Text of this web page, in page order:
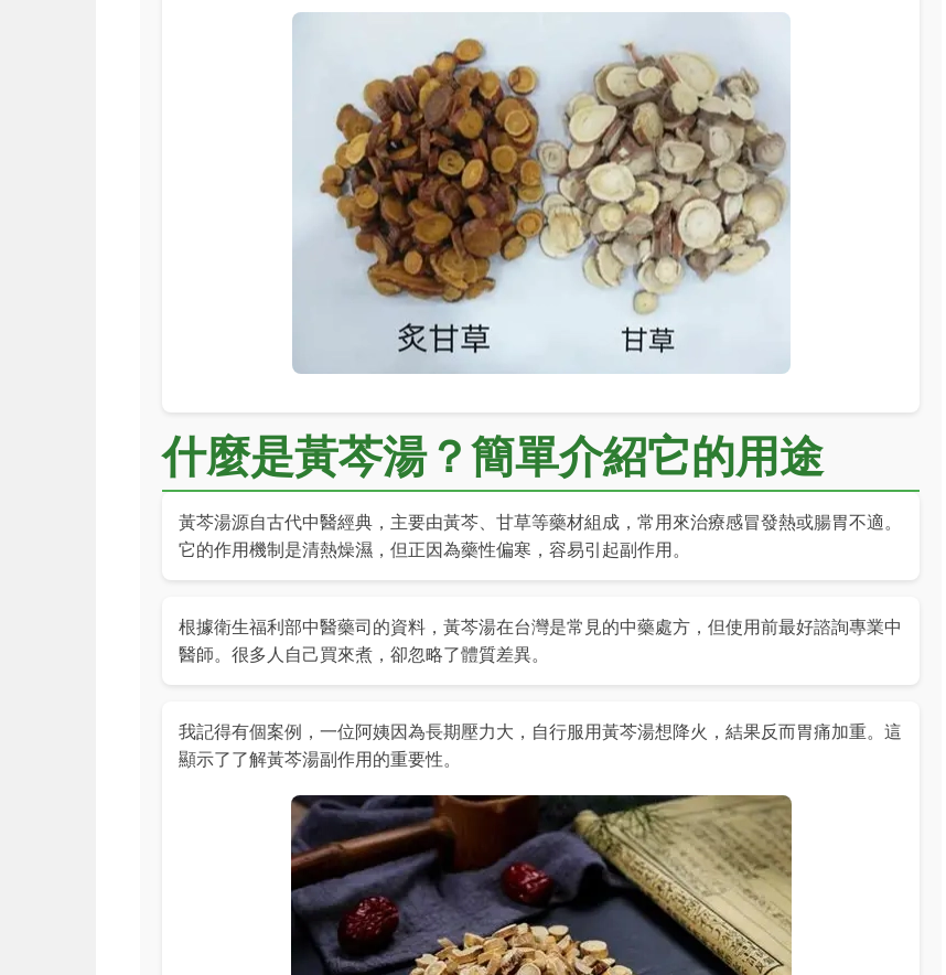
什麼是黃芩湯？簡單介紹它的用途
黃芩湯源自古代中醫經典，主要由黃芩、甘草等藥材組成，常用來治療感冒發熱或腸胃不適。
它的作用機制是清熱燥濕，但正因為藥性偏寒，容易引起副作用。
根據衛生福利部中醫藥司的資料，黃芩湯在台灣是常見的中藥處方，但使用前最好諮詢專業中
醫師。很多人自己買來煮，卻忽略了體質差異。
我記得有個案例，一位阿姨因為長期壓力大，自行服用黃芩湯想降火，結果反而胃痛加重。這
顯示了了解黃芩湯副作用的重要性。